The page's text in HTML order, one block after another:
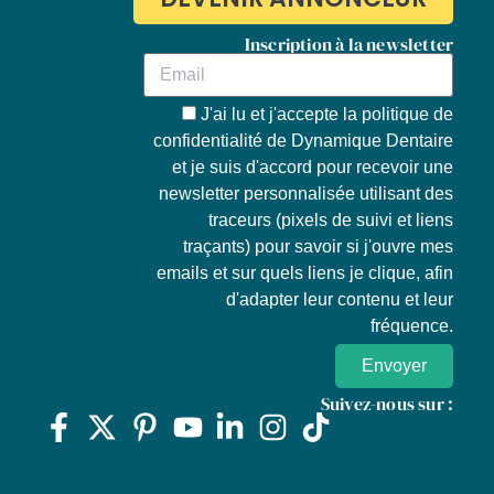
Inscription à la newsletter
J'ai lu et j'accepte la politique de
confidentialité de Dynamique Dentaire
et je suis d'accord pour recevoir une
newsletter personnalisée utilisant des
traceurs (pixels de suivi et liens
traçants) pour savoir si j'ouvre mes
emails et sur quels liens je clique, afin
d'adapter leur contenu et leur
fréquence.
Envoyer
Suivez-nous sur :